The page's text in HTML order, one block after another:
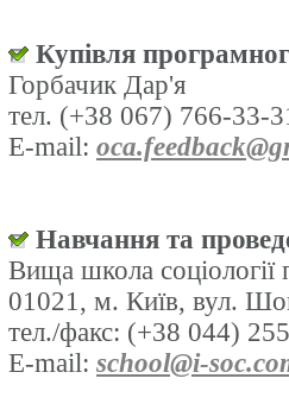
Купівля
Горбачик Дар'я
тел. (+38 067) 766-33-
E-mail:
Навчання та
Вища школа соціології
01021, м. Київ, вул.
тел./факс: (+38 044)
E-mail: school@i-